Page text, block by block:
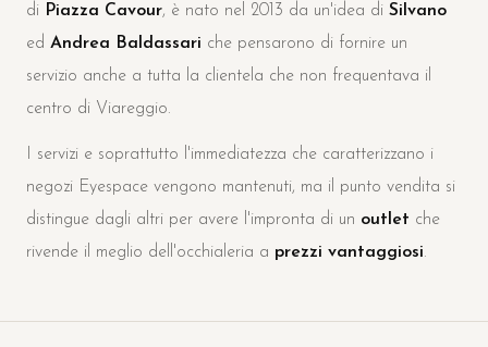
di Piazza Cavour, è nato nel 2013 da un'idea di Silvano
ed Andrea Baldassari che pensarono di fornire un
servizio anche a tutta la clientela che non frequentava il
centro di Viareggio.
I servizi e soprattutto l'immediatezza che caratterizzano i
negozi Eyespace vengono mantenuti, ma il punto vendita si
distingue dagli altri per avere l'impronta di un outlet che
rivende il meglio dell'occhialeria a prezzi vantaggiosi.